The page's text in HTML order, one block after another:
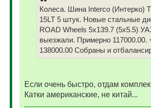
Колеса. Шина Interco (Интерко)
15LT 5 штук. Новые стальные
ROAD Wheels 5x139.7 (5x5.5)
выезжали. Примерно 117000.00.
138000.00 Собраны и
Если очень быстро, отдам
Катки американские, не китай...